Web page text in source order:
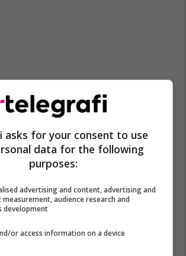
asks for your consent to use
data for the following
purposes:
advertising and content, advertising and
audience research and
development
or access information on a device